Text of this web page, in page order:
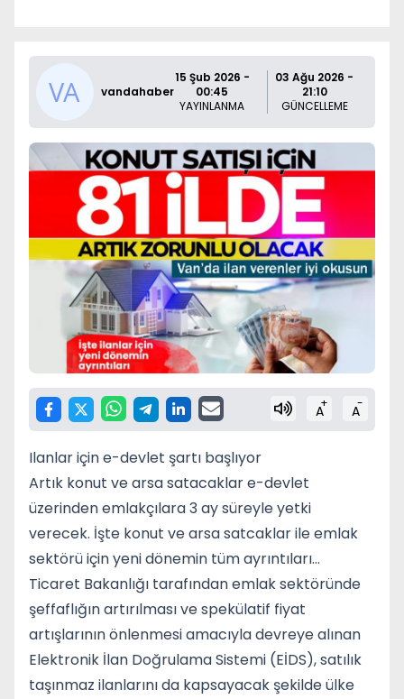
vandahaber
15 Şub 2026 -
00:45
YAYINLANMA
03 Ağu 2026 -
21:10
GÜNCELLEME
A+ A-
Ilanlar için e-devlet şartı başlıyor
Artık konut ve arsa satacaklar e-devlet
üzerinden emlakçılara 3 ay süreyle yetki
verecek. İşte konut ve arsa satcaklar ile emlak
sektörü için yeni dönemin tüm ayrıntıları...
Ticaret Bakanlığı tarafından emlak sektöründe
şeffaflığın artırılması ve spekülatif fiyat
artışlarının önlenmesi amacıyla devreye alınan
Elektronik İlan Doğrulama Sistemi (EİDS), satılık
taşınmaz ilanlarını da kapsayacak şekilde ülke